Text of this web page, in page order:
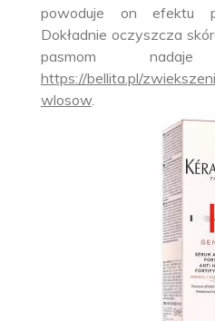
powoduje on efektu
Dokładnie oczyszcza
pasmom
https://bellita.pl/
wlosow.